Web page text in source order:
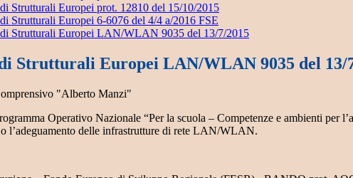
Strutturali Europei prot. 12810 del 15/10/2015
Strutturali Europei 6-6076 del 4/4 a/2016 FSE
Strutturali Europei LAN/WLAN 9035 del 13/7/2015
Strutturali Europei LAN/WLAN 9035 del 13/
"Alberto Manzi"
Operativo Nazionale “Per la scuola – Competenze e ambienti
l’adeguamento delle infrastrutture di rete LAN/WLAN.